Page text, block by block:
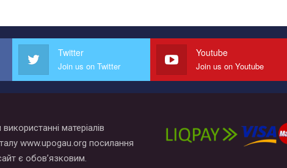
Twitter
Join us on Twitter
Youtube
Join us on Youtube
матеріалів
www.upogau.org посилання
є обов’язковим.